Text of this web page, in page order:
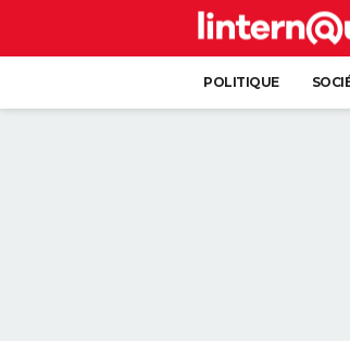
POLITIQUE